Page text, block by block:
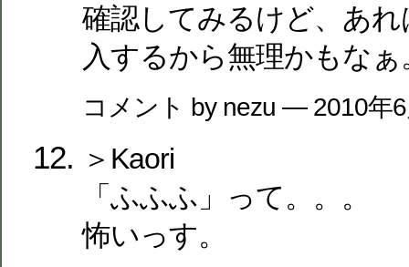
確認してみるけど、あ
入するから無理かもなぁ
コメント by nezu — 2010年
＞Kaori
「ふふふ」って。。。
怖いっす。